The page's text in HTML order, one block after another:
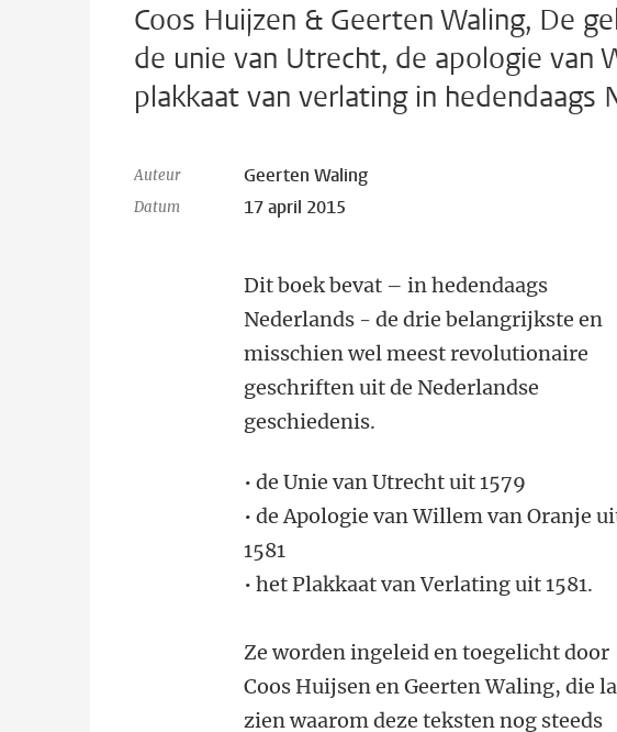
Coos Huijzen & Geerten Waling, De
de unie van Utrecht, de apologie van
plakkaat van verlating in
Auteur Geerten Waling
Datum 17 april 2015
Dit boek bevat – in hedendaags
Nederlands - de drie belangrijkste en
misschien wel meest revolutionaire
geschriften uit de Nederlandse
geschiedenis.
• de Unie van Utrecht uit 1579
• de Apologie van Willem van Oranje
1581
• het Plakkaat van Verlating uit 1581.
Ze worden ingeleid en toegelicht door
Coos Huijsen en Geerten Waling, die
zien waarom deze teksten nog steeds